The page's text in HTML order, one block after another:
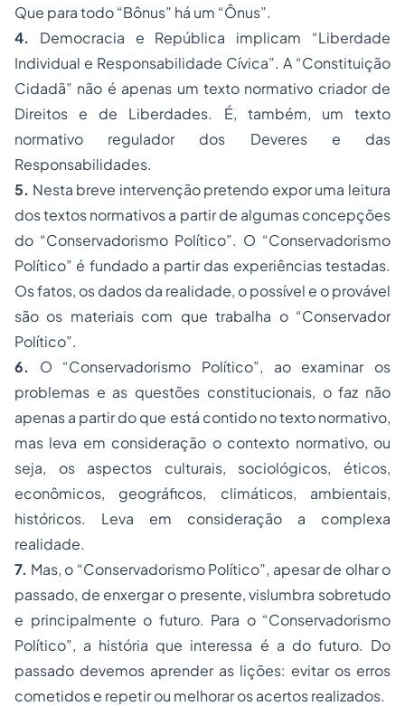
Que para todo “Bônus” há um “Ônus”.
4. Democracia e República implicam “Liberdade
Individual e Responsabilidade Cívica”. A “Constituição
Cidadã” não é apenas um texto normativo criador de
Direitos e de Liberdades. É, também, um texto
normativo regulador dos Deveres e das
Responsabilidades.
5. Nesta breve intervenção pretendo expor uma leitura
dos textos normativos a partir de algumas concepções
do “Conservadorismo Político”. O “Conservadorismo
Político” é fundado a partir das experiências testadas.
Os fatos, os dados da realidade, o possível e o provável
são os materiais com que trabalha o “Conservador
Político”.
6. O “Conservadorismo Político”, ao examinar os
problemas e as questões constitucionais, o faz não
apenas a partir do que está contido no texto normativo,
mas leva em consideração o contexto normativo, ou
seja, os aspectos culturais, sociológicos, éticos,
econômicos, geográficos, climáticos, ambientais,
históricos. Leva em consideração a complexa
realidade.
7. Mas, o “Conservadorismo Político”, apesar de olhar o
passado, de enxergar o presente, vislumbra sobretudo
e principalmente o futuro. Para o “Conservadorismo
Político”, a história que interessa é a do futuro. Do
passado devemos aprender as lições: evitar os erros
cometidos e repetir ou melhorar os acertos realizados.